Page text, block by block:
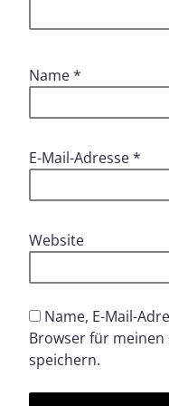
Name*
E-Mail-Adresse*
Website
Name, E-Mail-
Browser für
speichern.